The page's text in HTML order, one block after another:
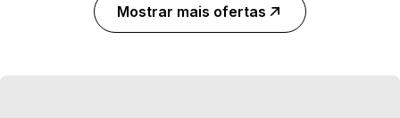
Mostrar mais ofertas